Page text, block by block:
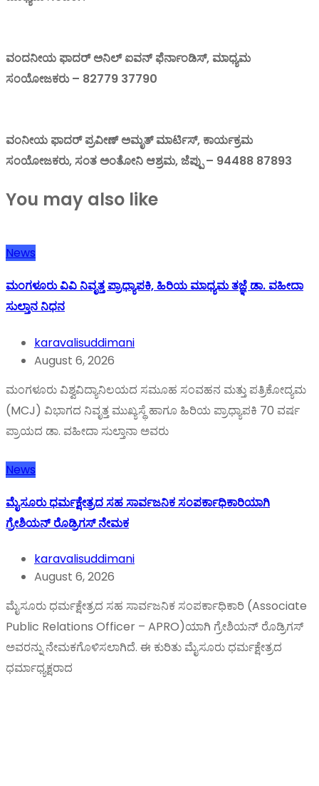
ವಂದನೀಯ ಫಾದರ್ ಅನಿಲ್ ಐವನ್ ಫೆರ್ನಾಂಡಿಸ್, ಮಾಧ್ಯಮ
ಸಂಯೋಜಕರು – 82779 37790
ವಂನೀಯ ಫಾದರ್ ಪ್ರವೀಣ್ ಅಮೃತ್ ಮಾರ್ಟಿಸ್, ಕಾರ್ಯಕ್ರಮ
ಸಂಯೋಜಕರು, ಸಂತ ಅಂತೋನಿ ಆಶ್ರಮ, ಜೆಪ್ಪು – 94488 87893
You may also like
News
ಮಂಗಳೂರು ವಿವಿ ನಿವೃತ್ತ ಪ್ರಾಧ್ಯಾಪಕಿ, ಹಿರಿಯ ಮಾಧ್ಯಮ ತಜ್ಞೆ ಡಾ. ವಹೀದಾ
ಸುಲ್ತಾನ ನಿಧನ
karavalisuddimani
August 6, 2026
ಮಂಗಳೂರು ವಿಶ್ವವಿದ್ಯಾನಿಲಯದ ಸಮೂಹ ಸಂವಹನ ಮತ್ತು ಪತ್ರಿಕೋದ್ಯಮ
(MCJ) ವಿಭಾಗದ ನಿವೃತ್ತ ಮುಖ್ಯಸ್ಥೆ ಹಾಗೂ ಹಿರಿಯ ಪ್ರಾಧ್ಯಾಪಕಿ 70 ವರ್ಷ
ಪ್ರಾಯದ ಡಾ. ವಹೀದಾ ಸುಲ್ತಾನಾ ಅವರು
News
ಮೈಸೂರು ಧರ್ಮಕ್ಷೇತ್ರದ ಸಹ ಸಾರ್ವಜನಿಕ ಸಂಪರ್ಕಾಧಿಕಾರಿಯಾಗಿ
ಗ್ರೇಶಿಯನ್ ರೊಡ್ರಿಗಸ್ ನೇಮಕ
karavalisuddimani
August 6, 2026
ಮೈಸೂರು ಧರ್ಮಕ್ಷೇತ್ರದ ಸಹ ಸಾರ್ವಜನಿಕ ಸಂಪರ್ಕಾಧಿಕಾರಿ (Associate
Public Relations Officer – APRO)ಯಾಗಿ ಗ್ರೇಶಿಯನ್ ರೊಡ್ರಿಗಸ್
ಅವರನ್ನು ನೇಮಕಗೊಳಿಸಲಾಗಿದೆ. ಈ ಕುರಿತು ಮೈಸೂರು ಧರ್ಮಕ್ಷೇತ್ರದ
ಧರ್ಮಾಧ್ಯಕ್ಷರಾದ